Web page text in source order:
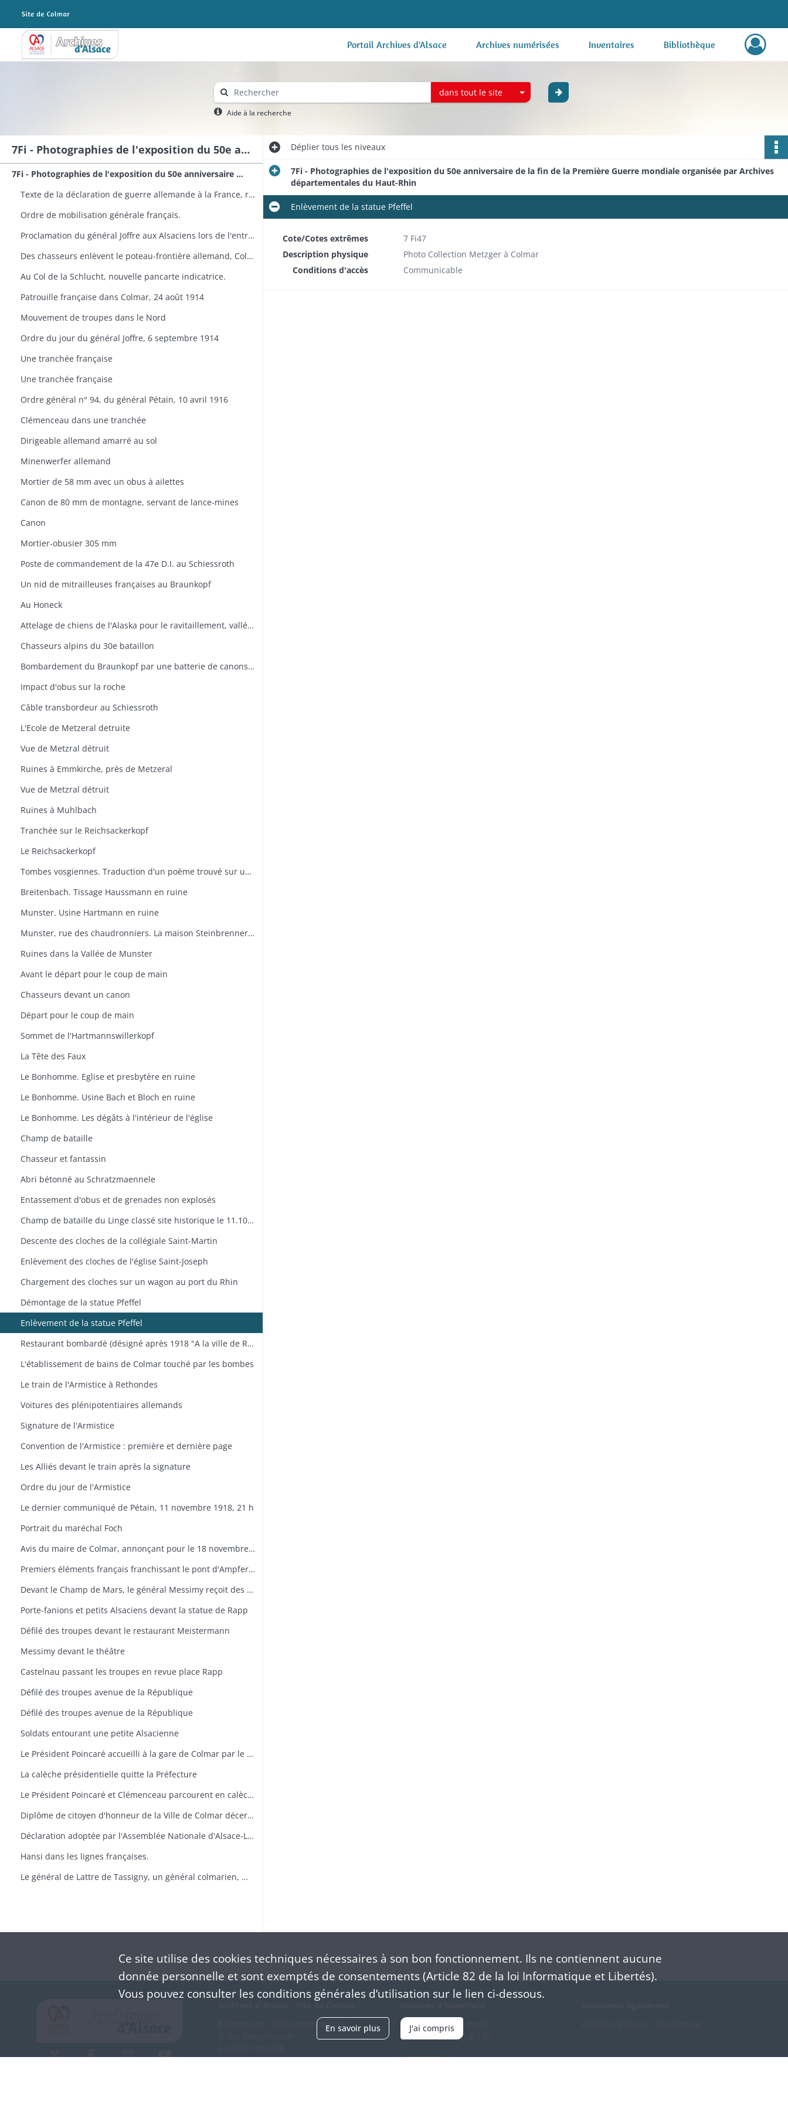
Archives Alsace - Colmar Portail Archives d'Alsace Archives numérisées Inventaires Bibliothèque
dans tout le site
Aide à la recherche
7Fi - Photographies de l'exposition du 50e anniversaire de la fin de la Première Guerre mondiale
7Fi - Photographies de l'exposition du 50e anniversaire de la fin de la Première Guerre mondiale organisée par Archives départementales du Haut-Rhin
Texte de la déclaration de guerre allemande à la France, remise au quai d'Orsay le 3 août 1914 à 18h45 par l'ambassadeur Schoen sur ordre du chancelier Bethmann-Hollweg.
Ordre de mobilisation générale français.
Proclamation du général Joffre aux Alsaciens lors de l'entrée des troupes françaises en Alsace en 1914
Des chasseurs enlèvent le poteau-frontière allemand, Col du Bonhomme, 7 août 1914
Au Col de la Schlucht, nouvelle pancarte indicatrice.
Patrouille française dans Colmar, 24 août 1914
Mouvement de troupes dans le Nord
Ordre du jour du général Joffre, 6 septembre 1914
Une tranchée française
Une tranchée française
Ordre général n° 94, du général Pétain, 10 avril 1916
Clémenceau dans une tranchée
Dirigeable allemand amarré au sol
Minenwerfer allemand
Mortier de 58 mm avec un obus à ailettes
Canon de 80 mm de montagne, servant de lance-mines
Canon
Mortier-obusier 305 mm
Poste de commandement de la 47e D.I. au Schiessroth
Un nid de mitrailleuses françaises au Braunkopf
Au Honeck
Attelage de chiens de l'Alaska pour le ravitaillement, vallée de Munster
Chasseurs alpins du 30e bataillon
Bombardement du Braunkopf par une batterie de canons de 220 mm, amenés spécialement à Mittlach pour l'offensive, 15 juin 1915
Impact d'obus sur la roche
Câble transbordeur au Schiessroth
L'Ecole de Metzeral detruite
Vue de Metzral détruit
Ruines à Emmkirche, près de Metzeral
Vue de Metzral détruit
Ruines à Muhlbach
Tranchée sur le Reichsackerkopf
Le Reichsackerkopf
Tombes vosgiennes. Traduction d'un poème trouvé sur un prisonnier allemand fait au Reichsacker
Breitenbach. Tissage Haussmann en ruine
Munster. Usine Hartmann en ruine
Munster, rue des chaudronniers. La maison Steinbrenner en ruine
Ruines dans la Vallée de Munster
Avant le départ pour le coup de main
Chasseurs devant un canon
Départ pour le coup de main
Sommet de l'Hartmannswillerkopf
La Tête des Faux
Le Bonhomme. Eglise et presbytère en ruine
Le Bonhomme. Usine Bach et Bloch en ruine
Le Bonhomme. Les dégâts à l'intérieur de l'église
Champ de bataille
Chasseur et fantassin
Abri bétonné au Schratzmaennele
Entassement d'obus et de grenades non explosés
Champ de bataille du Linge classé site historique le 11.10.1921. Carte dressée par André Durlewanger
Descente des cloches de la collégiale Saint-Martin
Enlèvement des cloches de l'église Saint-Joseph
Chargement des cloches sur un wagon au port du Rhin
Démontage de la statue Pfeffel
Enlèvement de la statue Pfeffel
Restaurant bombardé (désigné après 1918 "A la ville de Reims
L'établissement de bains de Colmar touché par les bombes
Le train de l'Armistice à Rethondes
Voitures des plénipotentiaires allemands
Signature de l'Armistice
Convention de l'Armistice : première et dernière page
Les Alliés devant le train après la signature
Ordre du jour de l'Armistice
Le dernier communiqué de Pétain, 11 novembre 1918, 21 h
Portrait du maréchal Foch
Avis du maire de Colmar, annonçant pour le 18 novembre l'entrée des troupes françaises et portant dissolution des conseils de soldats et d'ouvriers à partir du 17 novembre à 19 h. (16 novembre 1918)
Premiers éléments français franchissant le pont d'Ampfersbach
Devant le Champ de Mars, le général Messimy reçoit des fleurs d'une Alsacienne
Porte-fanions et petits Alsaciens devant la statue de Rapp
Défilé des troupes devant le restaurant Meistermann
Messimy devant le théâtre
Castelnau passant les troupes en revue place Rapp
Défilé des troupes avenue de la République
Défilé des troupes avenue de la République
Soldats entourant une petite Alsacienne
Le Président Poincaré accueilli à la gare de Colmar par le général de Castelnau et Baer, adjoint au maire
La calèche présidentielle quitte la Préfecture
Le Président Poincaré et Clémenceau parcourent en calèche les rues de Colmar
Diplôme de citoyen d'honneur de la Ville de Colmar décerné au Président Poincaré
Déclaration adoptée par l'Assemblée Nationale d'Alsace-Lorraine dans sa séance du 5décembre 1918, proclamant le rattachement de l'Alsace et de la Lorraine à la France
Hansi dans les lignes françaises.
Le général de Lattre de Tassigny, un général colmarien, M. Fonlupt-Espéraber Préfet du Haut-Rhin et M. E. Richard, Maire de Colmar le 2 février 1945
Dépliertous les niveaux
7Fi - Photographies de l'exposition du 50e anniversaire de la fin de la Première Guerre mondiale organisée par Archives
départementales du Haut-Rhin
Enlèvement de la statue Pfeffel
Cote/Cotes extrêmes
7 Fi47
Description physique
Photo Collection Metzger à Colmar
Conditions d'accès
Communicable
Bâtiment M / Cité administrative
(+33) 3 89 21 97 00
Du mardi au vendredi
en continu de 9h à 17h
Ce site utilise des cookiestechniques nécessaires à son bon fonctionnement. Ils ne contiennent aucune
donnée personnelle et sont exemptés de consentements (Article 82 de la loi Informatique et Libertés).
Vous pouvez consulter les conditions générales d’utilisation sur le lien ci-dessous.
En savoir plus J'ai compris